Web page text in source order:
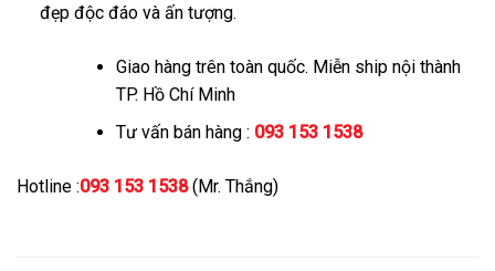
đẹp độc đáo và ấn tượng.
Giao hàng trên toàn quốc. Miễn ship nội thành
TP. Hồ Chí Minh
Tư vấn bán hàng : 093 153 1538
Hotline :093 153 1538(Mr. Thắng)